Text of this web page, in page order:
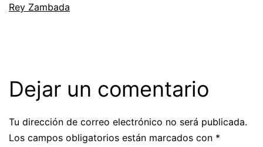
Rey Zambada
Dejar un comentario
Tu dirección de correo electrónico no será publicada.
Los campos obligatorios están marcados con *